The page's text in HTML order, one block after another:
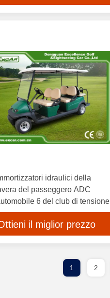
idraulici della
del passeggero ADC
6 del club di tensione
il miglior prezzo
1 2